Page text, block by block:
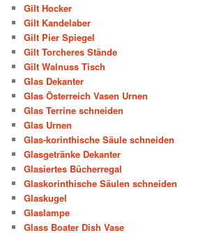
Gilt Hocker
Gilt Kandelaber
Gilt Pier Spiegel
Gilt Torcheres Stände
Gilt Walnuss Tisch
Glas Dekanter
Glas Österreich Vasen Urnen
Glas Terrine schneiden
Glas Urnen
Glas-korinthische Säule schneiden
Glasgetränke Dekanter
Glasiertes Bücherregal
Glaskorinthische Säulen schneiden
Glaskugel
Glaslampe
Glass Boater Dish Vase